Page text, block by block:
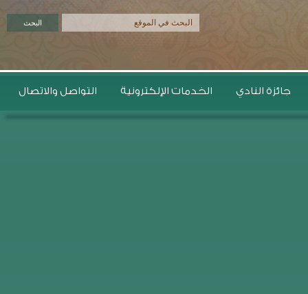
النادي الخدمات الإلكترونية التواصل والاتصال